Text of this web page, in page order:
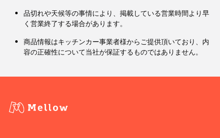
品切れや天候等の事情により、掲載している営業時間より早
く営業終了する場合があります。
商品情報はキッチンカー事業者様からご提供頂いており、内
容の正確性について当社が保証するものではありません。